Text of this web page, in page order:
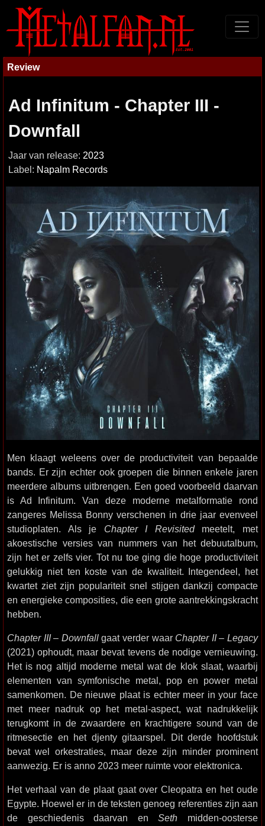
Review
Ad Infinitum - Chapter III -
Downfall
Jaar van release: 2023
Label: Napalm Records
Men klaagt weleens over de productiviteit van bepaalde
bands. Er zijn echter ook groepen die binnen enkele jaren
meerdere albums uitbrengen. Een goed voorbeeld daarvan
is Ad Infinitum. Van deze moderne metalformatie rond
zangeres Melissa Bonny verschenen in drie jaar evenveel
studioplaten. Als je Chapter I Revisitedmeetelt, met
akoestische versies van nummers van het debuutalbum,
zijn het er zelfs vier. Tot nu toe ging die hoge productiviteit
gelukkig niet ten koste van de kwaliteit. Integendeel, het
kwartet ziet zijn populariteit snel stijgen dankzij compacte
en energieke composities, die een grote aantrekkingskracht
hebben.
Chapter III – Downfallgaat verder waar Chapter II – Legacy
(2021) ophoudt, maar bevat tevens de nodige vernieuwing.
Het is nog altijd moderne metal wat de klok slaat, waarbij
elementen van symfonische metal, pop en power metal
samenkomen. De nieuwe plaat is echter meer in your face
met meer nadruk op het metal-aspect, wat nadrukkelijk
terugkomt in de zwaardere en krachtigere sound van de
ritmesectie en het djenty gitaarspel. Dit derde hoofdstuk
bevat wel orkestraties, maar deze zijn minder prominent
aanwezig. Er is anno 2023 meer ruimte voor elektronica.
Het verhaal van de plaat gaat over Cleopatra en het oude
Egypte. Hoewel er in de teksten genoeg referenties zijn aan
de geschiedenis daarvan enSeth midden-oosterse